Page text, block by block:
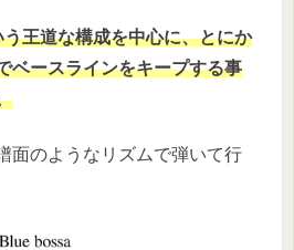
王道な構成を中心に、とにか
ベースラインをキープする事
面のようなリズムで弾いて行